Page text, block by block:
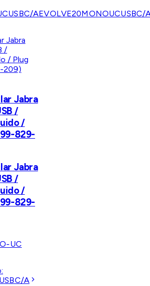
AEVOLVE20MONOUCUSBC/
Jabra
/
/
829-
Jabra
/
/
829-
UC
A